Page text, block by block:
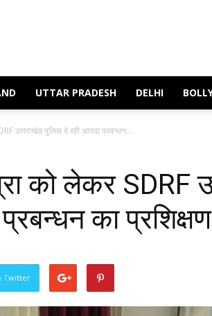
UTTAR PRADESH DELHI
उत्तराखंड पुलिस दे रही आपदा प्रबन्धन...
को लेकर SDRF
का प्रशिक्षण
Twitter